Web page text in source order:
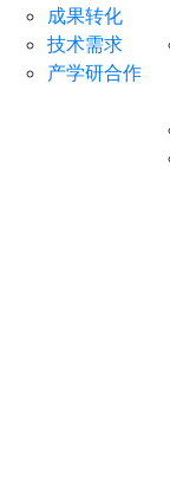
成果转化
技术需求
产学研合作